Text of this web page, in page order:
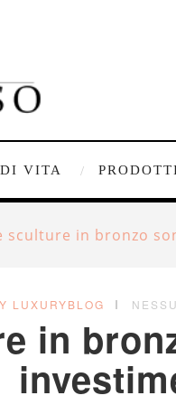
VITA
sculture in bronzo
LUXURYBLOG
in